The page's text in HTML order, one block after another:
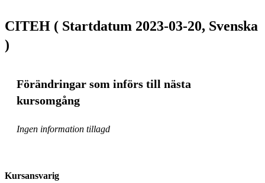
CITEH ( Startdatum 2023-03-20, Svenska
)
Förändringar som införs till nästa
kursomgång
Ingen information tillagd
Kursansvarig